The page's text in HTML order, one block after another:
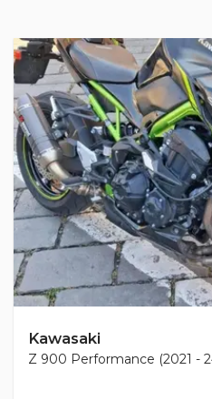
Kawasaki
Z 900 Performance (2021 -